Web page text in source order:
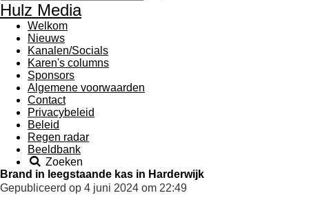
Hulz Media
Welkom
Nieuws
Kanalen/Socials
Karen's columns
Sponsors
Algemene voorwaarden
Contact
Privacybeleid
Beleid
Regen radar
Beeldbank
Zoeken
Brand in leegstaande kas in Harderwijk
Gepubliceerd op 4 juni 2024 om 22:49